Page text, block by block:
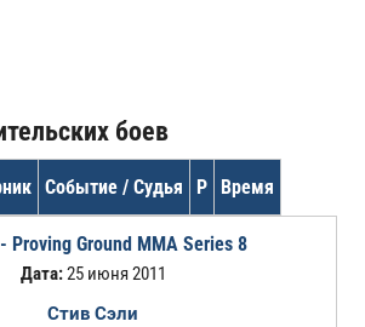
боев
Событие / Судья Р Время
Proving Ground MMA Series 8
Дата:25 июня 2011
Стив Сэли